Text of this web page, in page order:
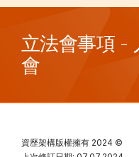
立法會事項 -
會
資歷架構版權擁有 2024 ©